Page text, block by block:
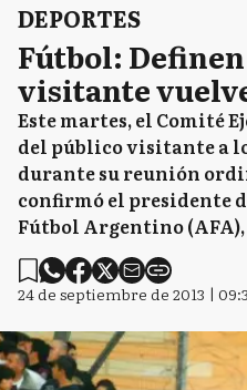
DEPORTES
Fútbol:
visitante
Este martes, el Comité
del público visitante a
durante su reunión
confirmó el presidente
Fútbol Argentino
24 de septiembre de 2013 |